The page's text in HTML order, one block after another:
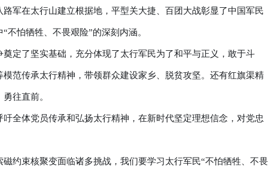
军在太行山建立根据地，平型关大捷、百团大战彰显了中国军民
怕牺牲、不畏艰险”的深刻内涵。
定了坚实基础，充分体现了太行军民为了和平与正义，敢于斗
范传承太行精神，带领群众建设家乡、脱贫攻坚。还有红旗渠精
往直前。
全体党员传承和弘扬太行精神，在新时代坚定理想信念，对党忠
约束核聚变面临诸多挑战，我们要学习太行军民“不怕牺牲、不畏